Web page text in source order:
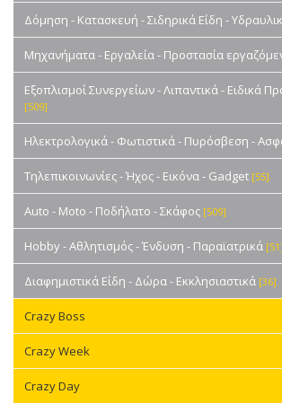
Δόμηση - Κατασκευή - Σιδηρικά Είδη -
Μηχανήματα - Εργαλεία - Προστασία
Εξοπλισμοί Συνεργείων - Λιπαντικά - Ειδικά
[509]
Ηλεκτρολογικά - Φωτιστικά - Πυρόσβεση -
Τηλεπικοινωνίες - Ήχος - Εικόνα - Gadget [55]
Auto - Moto - Ποδήλατο - Σκάφος [509]
Hobby - Αθλητισμός - Ένδυση - Παραϊατρικά [51]
Διαφημιστικά Είδη - Δώρα - Εκκλησιαστικά [36]
Crazy Boss
Crazy Week
Crazy Day